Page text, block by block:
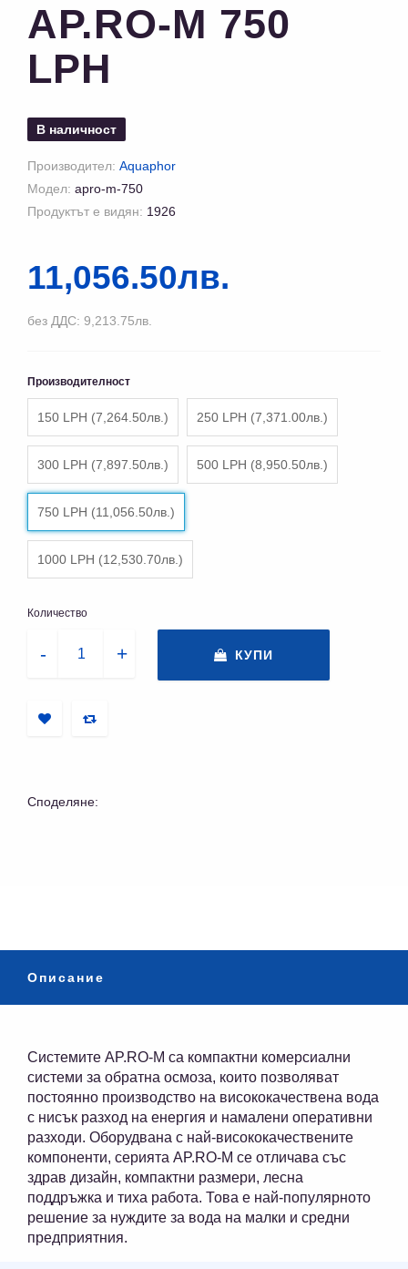
AP.RO-M 750
LPH
В наличност
Производител: Aquaphor
Модел: apro-m-750
Продуктът е видян: 1926
11,056.50лв.
без ДДС: 9,213.75лв.
Производителност
150 LPH (7,264.50лв.) 250 LPH (7,371.00лв.)
300 LPH (7,897.50лв.) 500 LPH (8,950.50лв.)
750 LPH (11,056.50лв.)
1000 LPH (12,530.70лв.)
Количество
КУПИ
Споделяне:
Описание
Системите AP.RO-M са компактни комерсиални
системи за обратна осмоза, които позволяват
постоянно производство на висококачествена вода
с нисък разход на енергия и намалени оперативни
разходи. Оборудвана с най-висококачествените
компоненти, серията AP.RO-M се отличава със
здрав дизайн, компактни размери, лесна
поддръжка и тиха работа. Това е най-популярното
решение за нуждите за вода на малки и средни
предприятния.